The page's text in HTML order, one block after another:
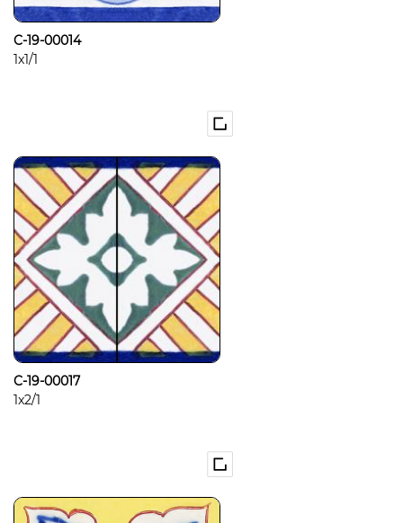
C-19-00014
1x1/1
C-19-00017
1x2/1